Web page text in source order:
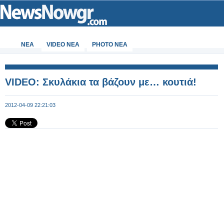
ΝΕΑ VIDEO NEA PHOTO NEA
VIDEO: Σκυλάκια τα βάζουν με… κουτιά!
2012-04-09 22:21:03